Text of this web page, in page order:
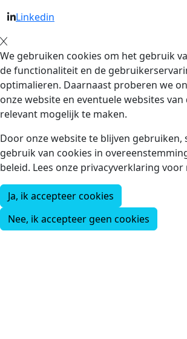
Linkedin
We gebruiken cookies om het gebruik
de functionaliteit en de
optimalieren. Daarnaast proberen we
onze website en eventuele websites van
relevant mogelijk te maken.
Door onze website te blijven
gebruik van cookies in
beleid. Lees onze privacyverklaring
Ja, ik accepteer cookies
Nee, ik accepteer geen cookies